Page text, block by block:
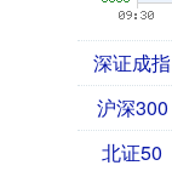
深证成指
沪深300
北证50